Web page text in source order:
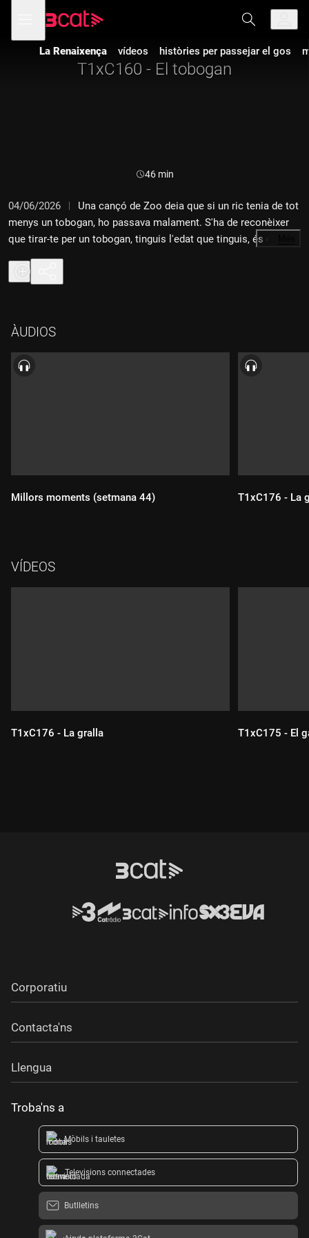
navegació
principal
menú
de
La Renaixença vídeos històries per passejar el gos
T1xC160 - El tobogan
Durada:
46 min
04/06/2026
Una cançó de Zoo deia que si un ric tenia de tot
menys un tobogan, ho passava malament. S'ha de reconèixer
que tirar-te per un tobogan, tinguis l'edat que tinguis, és de les
coses que et posen de més bon humor. Ara, si baixes
malament, la nata final pot ser considerable. Li dediquem el
capítol. Ens visita en Martí Romero, lutier i creador
demostració acompanyat de l'Arnau Tordera i la Laia Glück.
Sortim amb l'Osca per l'incident del pas de Diàtlov, el 1959.
ÀUDIOS
Millors moments (setmana 44)
Durada:
T1xC176 - La
VÍDEOS
T1xC176 - La gralla T1xC175 - El
Corporatiu
Contacta'ns
Llengua
Troba'ns a
Mòbils i tauletes
Televisions connectades
Butlletins